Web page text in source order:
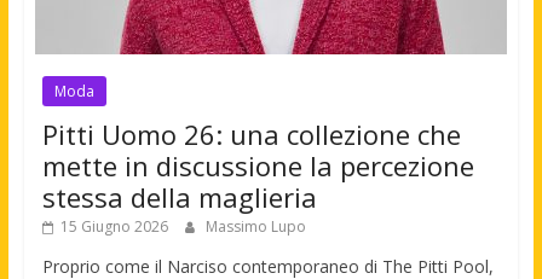
Moda
Pitti Uomo 26: una collezione che
mette in discussione la percezione
stessa della maglieria
15 Giugno 2026 Massimo Lupo
Proprio come il Narciso contemporaneo di The Pitti Pool,